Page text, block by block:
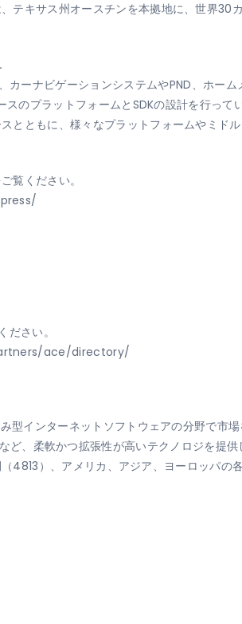
テキサス州オースチンを本拠地に、世界30
ナビゲーションシステムやPND、ホーム
のプラットフォームとSDKの設計を行っ
とともに、様々なプラットフォームやミド
覧ください。
ださい。
ace/directory/
型インターネットソフトウェアの分野で市
ど、柔軟かつ拡張性が高いテクノロジを提
4813）、アメリカ、アジア、ヨーロッパの